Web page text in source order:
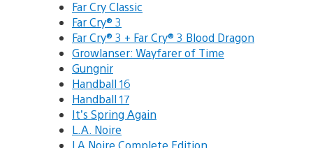
Far Cry Classic
Far Cry® 3
Far Cry® 3 + Far Cry® 3 Blood Dragon
Growlanser: Wayfarer of Time
Gungnir
Handball 16
Handball 17
It’s Spring Again
L.A. Noire
LA Noire Complete Edition